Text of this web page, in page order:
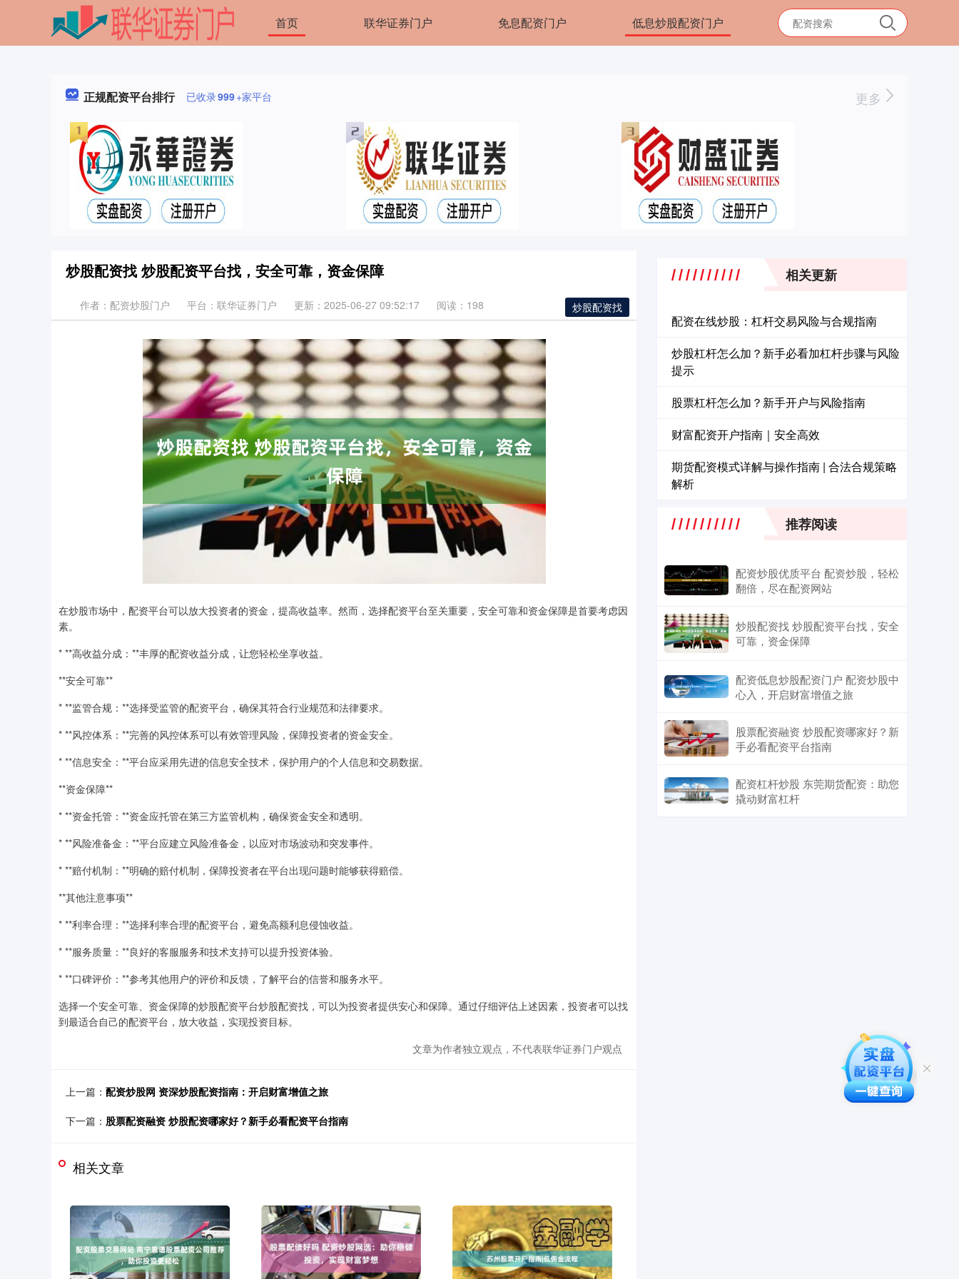
首页 联华证券门户 免息配资门户 低息炒股配资门户
正规配资平台排行 已收录999+家平台 更多
炒股配资找 炒股配资平台找，安全可靠，资金保障
炒股配资找
作者：配资炒股门户 平台：联华证券门户 更新：2025-06-27 09:52:17 阅读：198
在炒股市场中，配资平台可以放大投资者的资金，提高收益率。然而，选择配资平台至关重要，安全可靠和资金保障是首要考虑因
素。
* **高收益分成：**丰厚的配资收益分成，让您轻松坐享收益。
**安全可靠**
* **监管合规：**选择受监管的配资平台，确保其符合行业规范和法律要求。
* **风控体系：**完善的风控体系可以有效管理风险，保障投资者的资金安全。
* **信息安全：**平台应采用先进的信息安全技术，保护用户的个人信息和交易数据。
**资金保障**
* **资金托管：**资金应托管在第三方监管机构，确保资金安全和透明。
* **风险准备金：**平台应建立风险准备金，以应对市场波动和突发事件。
* **赔付机制：**明确的赔付机制，保障投资者在平台出现问题时能够获得赔偿。
**其他注意事项**
* **利率合理：**选择利率合理的配资平台，避免高额利息侵蚀收益。
* **服务质量：**良好的客服服务和技术支持可以提升投资体验。
* **口碑评价：**参考其他用户的评价和反馈，了解平台的信誉和服务水平。
选择一个安全可靠、资金保障的炒股配资平台炒股配资找，可以为投资者提供安心和保障。通过仔细评估上述因素，投资者可以找
到最适合自己的配资平台，放大收益，实现投资目标。
文章为作者独立观点，不代表联华证券门户观点
上一篇： 配资炒股网 资深炒股配资指南：开启财富增值之旅
下一篇： 股票配资融资 炒股配资哪家好？新手必看配资平台指南
相关文章
相关更新
配资在线炒股：杠杆交易风险与合规指南
炒股杠杆怎么加？新手必看加杠杆步骤与风险
提示
股票杠杆怎么加？新手开户与风险指南
财富配资开户指南｜安全高效
期货配资模式详解与操作指南 | 合法合规策略
解析
推荐阅读
配资炒股优质平台 配资炒股，轻松
翻倍，尽在配资网站
炒股配资找 炒股配资平台找，安全
可靠，资金保障
配资低息炒股配资门户 配资炒股中
心入，开启财富增值之旅
股票配资融资 炒股配资哪家好？新
手必看配资平台指南
配资杠杆炒股 东莞期货配资：助您
撬动财富杠杆